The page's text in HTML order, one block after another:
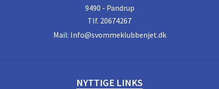
9490 - Pandrup
Tlf. 20674267
Mail: Info@svommeklubbenjet.dk
NYTTIGE LINKS